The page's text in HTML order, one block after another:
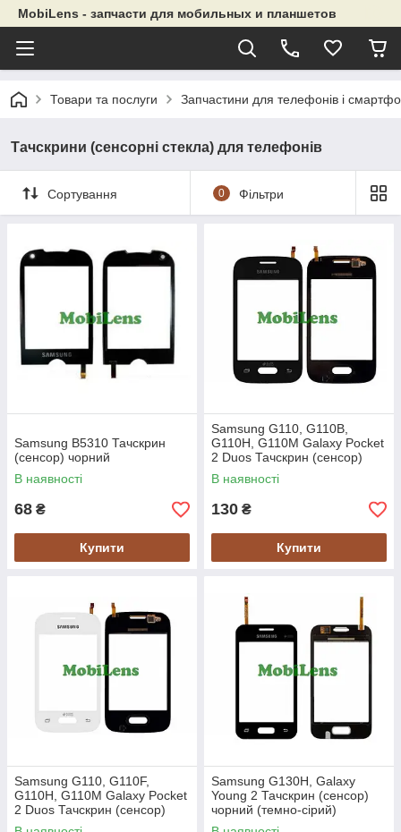
MobiLens - запчасти для мобильных и планшетов
Товари та послуги Запчастини для телефонів і
Тачскрини (сенсорні стекла) для телефонів
Сортування 0 Фільтри
Samsung B5310 Тачскрин
(сенсор) чорний
В наявності
68 ₴
Купити
Samsung G110, G110B,
G110H, G110M Galaxy Pocket
2 Duos Тачскрин (сенсор)
черный
В наявності
130 ₴
Купити
Samsung G110, G110F,
G110H, G110M Galaxy Pocket
2 Duos Тачскрин (сенсор)
белый
Samsung G130H, Galaxy
Young 2 Тачскрин (сенсор)
чорний (темно-сірий)